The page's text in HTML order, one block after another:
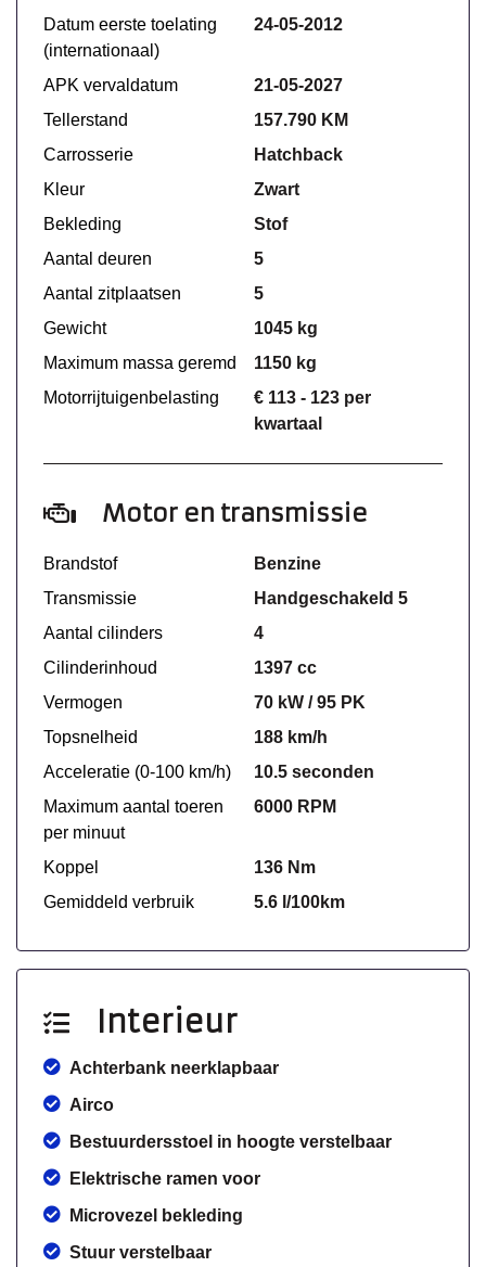
Datum eerste toelating
(internationaal)
24-05-2012
APK vervaldatum
21-05-2027
Tellerstand
157.790 KM
Carrosserie
Hatchback
Kleur
Zwart
Bekleding
Stof
Aantal deuren
5
Aantal zitplaatsen
5
Gewicht
1045 kg
Maximum massa geremd
1150 kg
Motorrijtuigenbelasting
€ 113 - 123 per
kwartaal
Motor en transmissie
Brandstof
Benzine
Transmissie
Handgeschakeld 5
Aantal cilinders
4
Cilinderinhoud
1397 cc
Vermogen
70 kW / 95 PK
Topsnelheid
188 km/h
Acceleratie (0-100 km/h)
10.5 seconden
Maximum aantal toeren
per minuut
6000 RPM
Koppel
136 Nm
Gemiddeld verbruik
5.6 l/100km
Interieur
Achterbank neerklapbaar
Airco
Bestuurdersstoel in hoogte verstelbaar
Elektrische ramen voor
Microvezel bekleding
Stuur verstelbaar